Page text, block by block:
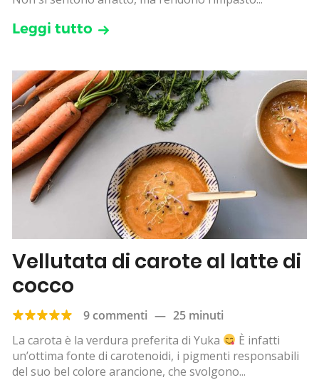
Leggi tutto
Vellutata di carote al latte di
cocco
9 commenti — 25 minuti
La carota è la verdura preferita di Yuka
È infatti
un’ottima fonte di carotenoidi, i pigmenti responsabili
del suo bel colore arancione, che svolgono...